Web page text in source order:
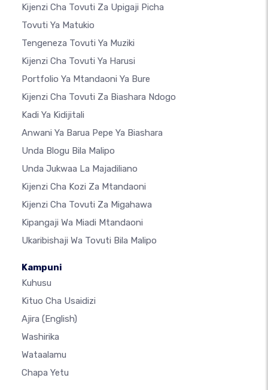
Kijenzi Cha Tovuti Za Upigaji Picha
Tovuti Ya Matukio
Tengeneza Tovuti Ya Muziki
Kijenzi Cha Tovuti Ya Harusi
Portfolio Ya Mtandaoni Ya Bure
Kijenzi Cha Tovuti Za Biashara Ndogo
Kadi Ya Kidijitali
Anwani Ya Barua Pepe Ya Biashara
Unda Blogu Bila Malipo
Unda Jukwaa La Majadiliano
Kijenzi Cha Kozi Za Mtandaoni
Kijenzi Cha Tovuti Za Migahawa
Kipangaji Wa Miadi Mtandaoni
Ukaribishaji Wa Tovuti Bila Malipo
Kampuni
Kuhusu
Kituo Cha Usaidizi
Ajira (English)
Washirika
Wataalamu
Chapa Yetu